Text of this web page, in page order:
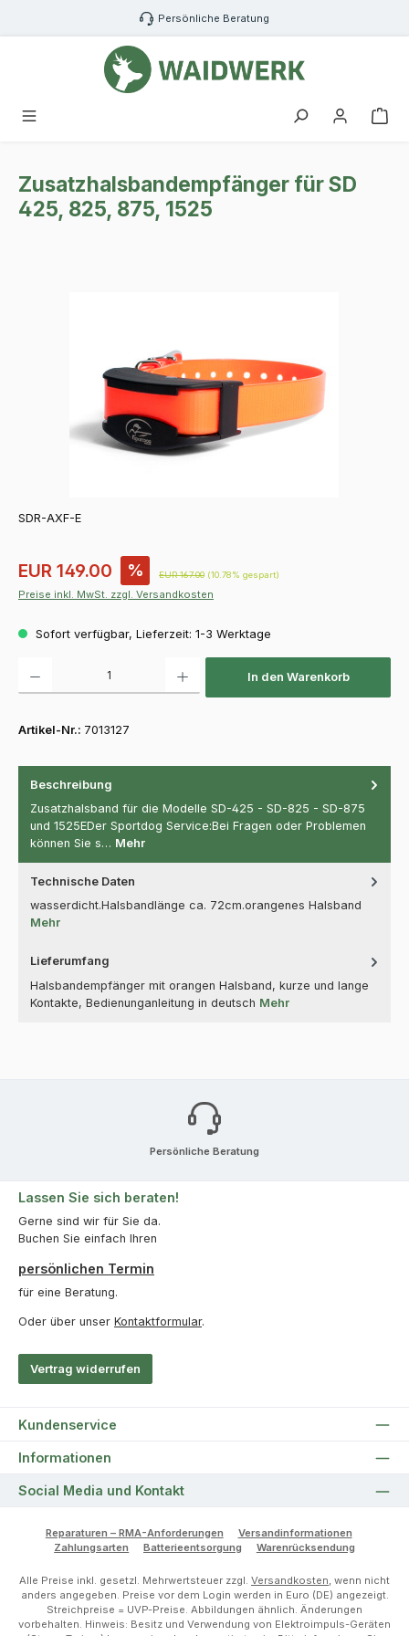
Zum Hauptinhalt springen Persönliche Beratung
Zusatzhalsbandempfänger für SD
425, 825, 875, 1525
SDR-AXF-E
Verkaufspreis:
EUR 149.00 % Regulärer Preis:
EUR 167.00 (10.78% gespart)
Preise inkl. MwSt. zzgl. Versandkosten
Sofort verfügbar, Lieferzeit: 1-3 Werktage
In den Warenkorb
Artikel-Nr.: 7013127
Beschreibung
Zusatzhalsband für die Modelle SD-425 - SD-825 - SD-875
und 1525EDer Sportdog Service:Bei Fragen oder Problemen
können Sie s… Mehr
Technische Daten
wasserdicht.Halsbandlänge ca. 72cm.orangenes Halsband
Mehr
Lieferumfang
Halsbandempfänger mit orangen Halsband, kurze und lange
Kontakte, Bedienunganleitung in deutsch Mehr
Persönliche Beratung
Lassen Sie sich beraten!
Gerne sind wir für Sie da.
Buchen Sie einfach Ihren
persönlichen Termin
für eine Beratung.
Oder über unser Kontaktformular.
Vertrag widerrufen
Kundenservice
Informationen
Social Media und Kontakt
Reparaturen – RMA-Anforderungen
Versandinformationen
Zahlungsarten
Batterieentsorgung Warenrücksendung
Alle Preise inkl. gesetzl. Mehrwertsteuer zzgl. Versandkosten, wenn nicht
anders angegeben. Preise vor dem Login werden in Euro (DE) angezeigt.
Streichpreise = UVP-Preise. Abbildungen ähnlich. Änderungen
vorbehalten. Hinweis: Besitz und Verwendung von Elektroimpuls-Geräten